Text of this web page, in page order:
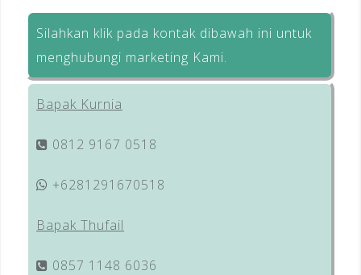
Silahkan klik pada kontak dibawah ini untuk
menghubungi marketing Kami.
Bapak Kurnia
0812 9167 0518
+6281291670518
Bapak Thufail
0857 1148 6036